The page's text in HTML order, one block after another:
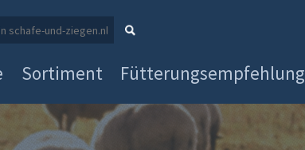
Sortiment Fütterungsempfehlung